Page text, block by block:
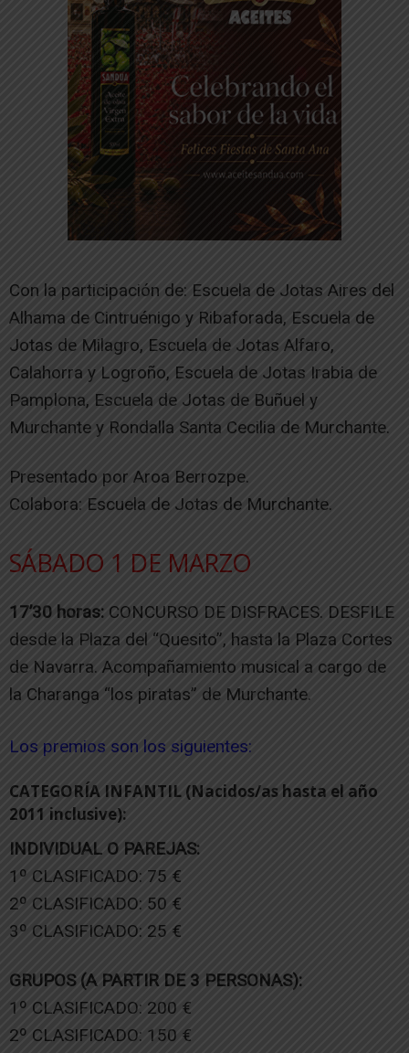
Con la participación de: Escuela de Jotas Aires del
Alhama de Cintruénigo y Ribaforada, Escuela de
Jotas de Milagro, Escuela de Jotas Alfaro,
Calahorra y Logroño, Escuela de Jotas Irabia de
Pamplona, Escuela de Jotas de Buñuel y
Murchante y Rondalla Santa Cecilia de Murchante.
Presentado por Aroa Berrozpe.
Colabora: Escuela de Jotas de Murchante.
SÁBADO 1 DE MARZO
17’30 horas: CONCURSO DE DISFRACES. DESFILE
desde la Plaza del “Quesito”, hasta la Plaza Cortes
de Navarra. Acompañamiento musical a cargo de
la Charanga “los piratas” de Murchante.
Los premios son los siguientes:
CATEGORÍA INFANTIL (Nacidos/as hasta el año
2011 inclusive):
INDIVIDUAL O PAREJAS:
1º CLASIFICADO: 75 €
2º CLASIFICADO: 50 €
3º CLASIFICADO: 25 €
GRUPOS (A PARTIR DE 3 PERSONAS):
1º CLASIFICADO: 200 €
2º CLASIFICADO: 150 €